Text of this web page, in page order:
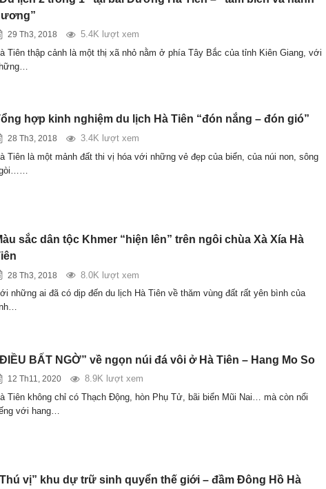
29 Th3, 2018
5.4K lượt xem
Tiên thập cảnh là một thị xã nhỏ nằm ở phía Tây Bắc của tỉnh Kiên Giang, với
hợp kinh nghiệm du lịch Hà Tiên “đón nắng – đón gió”
28 Th3, 2018
3.4K lượt xem
Tiên là một mảnh đất thi vị hóa với những vẻ đẹp của biển, của núi non, sông
sắc dân tộc Khmer “hiện lên” trên ngôi chùa Xà Xía Hà
28 Th3, 2018
8.0K lượt xem
những ai đã có dịp đến du lịch Hà Tiên về thăm vùng đất rất yên bình của
BẤT NGỜ” về ngọn núi đá vôi ở Hà Tiên – Hang Mo So
12 Th11, 2020
8.9K lượt xem
Tiên không chỉ có Thạch Động, hòn Phụ Tử, bãi biển Mũi Nai… mà còn nổi
với hang…
vị” khu dự trữ sinh quyển thế giới – đầm Đông Hồ Hà